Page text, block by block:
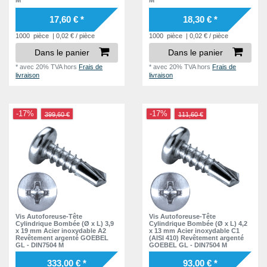
17,60 € *
1000 pièce | 0,02 € / pièce
Dans le panier
*avec 20% TVAhorsFrais de
livraison
18,30 € *
1000 pièce | 0,02 € / pièce
Dans le panier
*avec 20% TVAhorsFrais de
livraison
-17%
Vis Autoforeuse-Tête
Cylindrique Bombée (Ø x L) 3,9
x 19 mm Acier inoxydable A2
Revêtement argenté GOEBEL
GL - DIN7504 M
399,60 €
333,00 € *
-17%
Vis Autoforeuse-Tête
Cylindrique Bombée (Ø x L) 4,2
x 13 mm Acier inoxydable C1
(AISI 410) Revêtement argenté
GOEBEL GL - DIN7504 M
111,60 €
93,00 € *